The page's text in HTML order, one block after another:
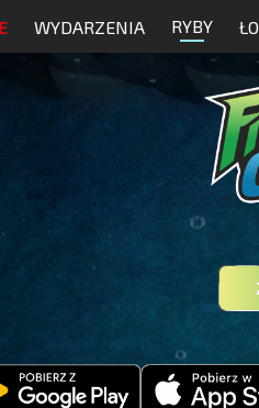
WYDARZENIA RYBY